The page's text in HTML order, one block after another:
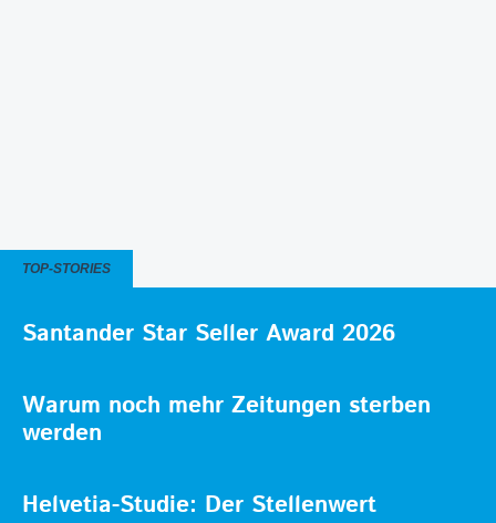
TOP-STORIES
Santander Star Seller Award 2026
Warum noch mehr Zeitungen sterben
werden
Helvetia-Studie: Der Stellenwert